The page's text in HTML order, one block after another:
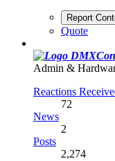
Report
Quote
Admin &
Reactions
72
News
2
Posts
2,274